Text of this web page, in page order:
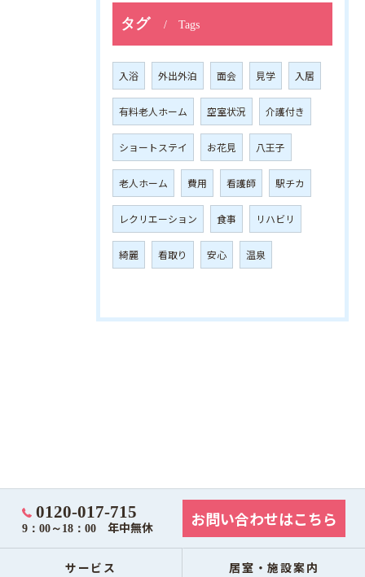
タグ Tags
入浴 外出外泊 面会 見学 入居
有料老人ホーム 空室状況 介護付き
ショートステイ お花見 八王子
老人ホーム 費用 看護師 駅チカ
レクリエーション 食事 リハビリ
綺麗 看取り 安心 温泉
0120-017-715
9：00～18：00 年中無休 お問い合わせはこちら
サービス 居室・施設案内